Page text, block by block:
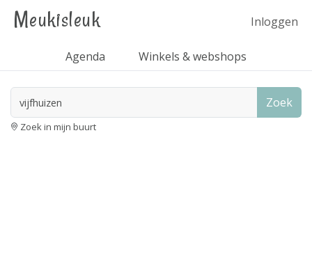
Meukisleuk Inloggen
Agenda Winkels & webshops
Zoek
Zoek in mijn buurt